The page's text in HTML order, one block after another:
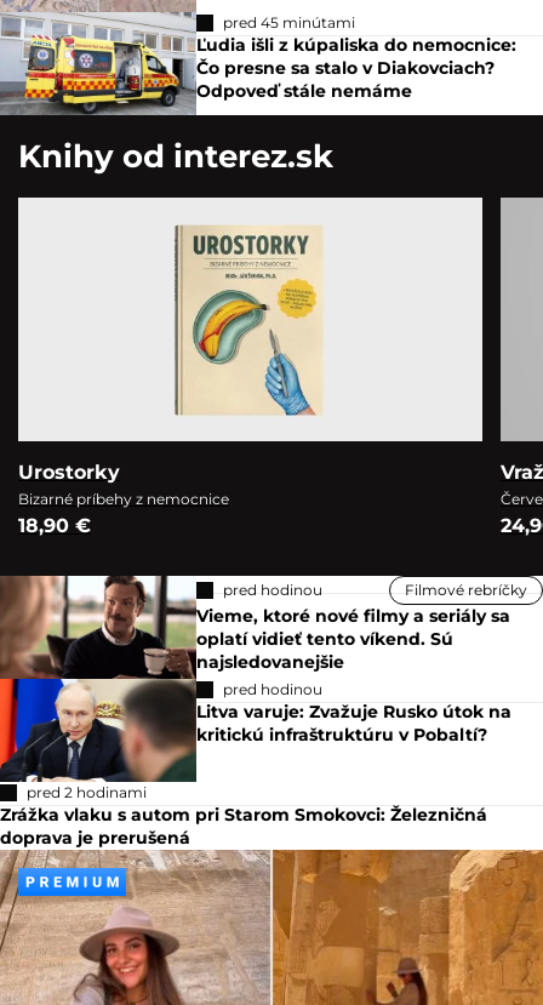
pred 45 minútami
Ľudia išli z kúpaliska do nemocnice:
Čo presne sa stalo v Diakovciach?
Odpoveď stále nemáme
Knihy od interez.sk
Urostorky
Bizarné príbehy z nemocnice
18,90 €
pred hodinou Filmové rebríčky
Vieme, ktoré nové filmy a seriály sa
oplatí vidieť tento víkend. Sú
najsledovanejšie
pred hodinou
Litva varuje: Zvažuje Rusko útok na
kritickú infraštruktúru v Pobaltí?
pred 2 hodinami
Zrážka vlaku s autom pri Starom Smokovci: Železničná
doprava je prerušená